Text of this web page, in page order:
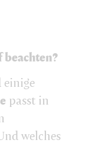
einige
passt in
welches